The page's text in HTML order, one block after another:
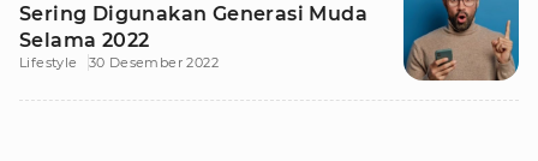
Sering Digunakan Generasi Muda
Selama 2022
Lifestyle 30 Desember 2022